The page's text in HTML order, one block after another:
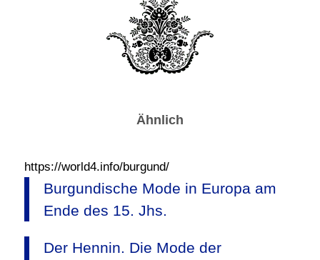
Ähnlich
https://world4.info/burgund/
Burgundische Mode in Europa am
Ende des 15. Jhs.
Der Hennin. Die Mode der